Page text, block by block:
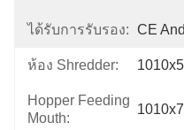
ได้รับการรับรอง: CE
ห้อง Shredder:
Hopper Feeding
Mouth: